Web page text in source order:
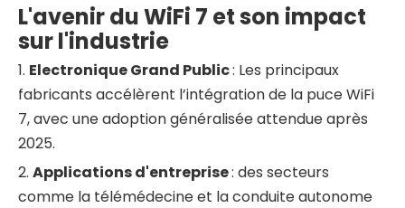
L'avenir du WiFi 7 et son impact
sur l'industrie
1. Electronique Grand Public: Les principaux
fabricants accélèrent l’intégration de la puce WiFi
7, avec une adoption généralisée attendue après
2025.
2. Applications d'entreprise: des secteurs
comme la télémédecine et la conduite autonome